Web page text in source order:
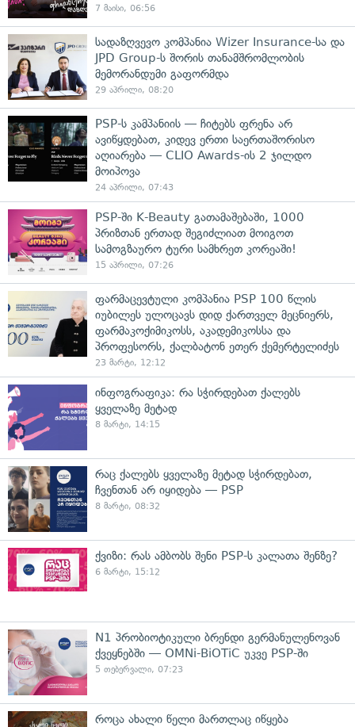
7 მაისი, 06:56
სადაზღვევო კომპანია Wizer Insurance-სა და
JPD Group-ს შორის თანამშრომლობის
მემორანდუმი გაფორმდა
29 აპრილი, 08:20
PSP-ს კამპანიის — ჩიტებს ფრენა არ
ავიწყდებათ, კიდევ ერთი საერთაშორისო
აღიარება — CLIO Awards-ის 2 ჯილდო
მოიპოვა
24 აპრილი, 07:43
PSP-ში K-Beauty გათამაშებაში, 1000
პრიზთან ერთად შეგიძლიათ მოიგოთ
სამოგზაურო ტური სამხრეთ კორეაში!
15 აპრილი, 07:26
ფარმაცევტული კომპანია PSP 100 წლის
იუბილეს ულოცავს დიდ ქართველ მეცნიერს,
ფარმაკოქიმიკოსს, აკადემიკოსსა და
პროფესორს, ქალბატონ ეთერ ქემერტელიძეს
23 მარტი, 12:12
ინფოგრაფიკა: რა სჭირდებათ ქალებს
ყველაზე მეტად
8 მარტი, 14:15
რაც ქალებს ყველაზე მეტად სჭირდებათ,
ჩვენთან არ იყიდება — PSP
8 მარტი, 08:32
ქვიზი: რას ამბობს შენი PSP-ს კალათა შენზე?
6 მარტი, 15:12
N1 პრობიოტიკული ბრენდი გერმანულენოვან
ქვეყნებში — OMNi-BiOTiC უკვე PSP-ში
5 თებერვალი, 07:23
როცა ახალი წელი მართლაც იწყება